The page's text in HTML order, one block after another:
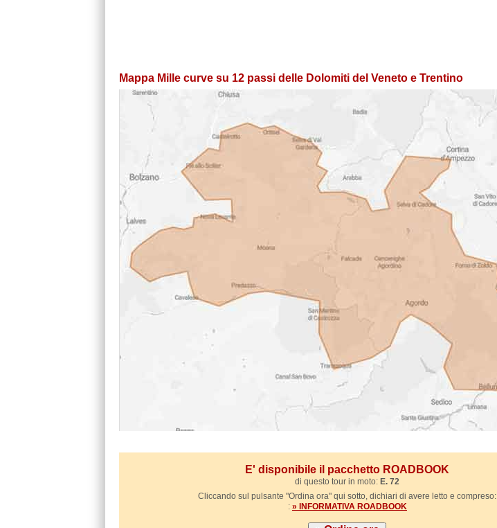
Mappa Mille curve su 12 passi delle Dolomiti del Veneto e Trentino
E' disponibile il pacchetto ROADBOOK
di questo tour in moto: E. 72
Cliccando sul pulsante "Ordina ora" qui sotto, dichiari di avere letto e compreso:
: » INFORMATIVA ROADBOOK